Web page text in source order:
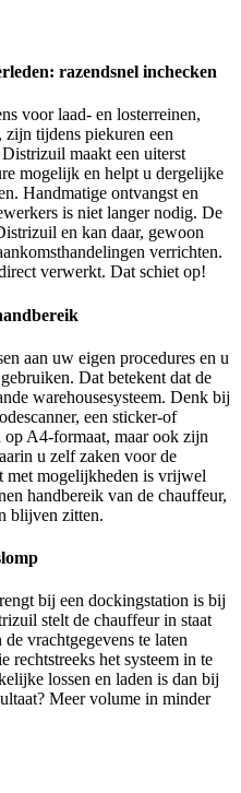
razendsnel inchecken
voor laad- en losterreinen,
zijn tijdens piekuren een
maakt een uiterst
mogelijk en helpt u dergelijke
Handmatige ontvangst en
is niet langer nodig. De
en kan daar, gewoon
verrichten.
verwerkt. Dat schiet op!
aan uw eigen procedures en u
Dat betekent dat de
warehousesysteem. Denk bij
een sticker-of
A4-formaat, maar ook zijn
u zelf zaken voor de
met mogelijkheden is vrijwel
handbereik van de chauffeur,
blijven zitten.
bij een dockingstation is bij
stelt de chauffeur in staat
vrachtgegevens te laten
rechtstreeks het systeem in te
lossen en laden is dan bij
Meer volume in minder